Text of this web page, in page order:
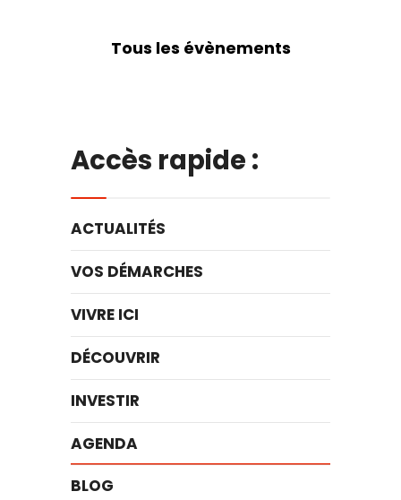
Tous les évènements
Accès rapide :
ACTUALITÉS
VOS DÉMARCHES
VIVRE ICI
DÉCOUVRIR
INVESTIR
AGENDA
BLOG